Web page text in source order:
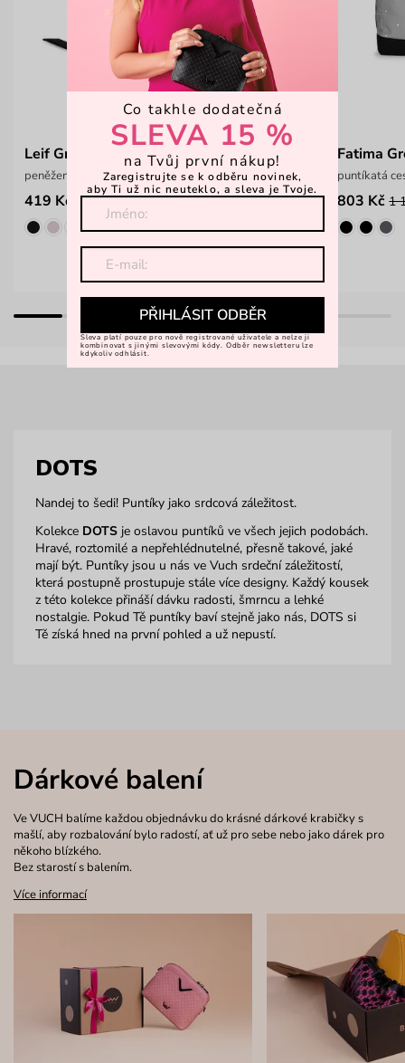
Leif Grey
peněženka z odolného eco materiálu
419 Kč 599 Kč
Fatima
puntíkatá
803 Kč 1
DOTS
Nandej to šedi! Puntíky jako srdcová záležitost.
Kolekce DOTSje oslavou puntíků ve všech jejich podobách.
Hravé, roztomilé a nepřehlédnutelné, přesně takové, jaké
mají být. Puntíky jsou u nás ve Vuch srdeční záležitostí,
která postupně prostupuje stále více designy. Každý kousek
z této kolekce přináší dávku radosti, šmrncu a lehké
nostalgie. Pokud Tě puntíky baví stejně jako nás, DOTS si
Tě získá hned na první pohled a už nepustí.
Dárkové balení
Ve VUCH balíme každou objednávku do krásné dárkové krabičky s
mašlí, aby rozbalování bylo radostí, ať už pro sebe nebo jako dárek pro
někoho blízkého.
Bez starostí s balením.
Více informací
Co takhle dodatečná
SLEVA 15 %
na Tvůj první nákup!
Zaregistrujte se k odběru novinek,
aby Ti už nic neuteklo, a sleva je Tvoje.
PŘIHLÁSIT ODBĚR
Sleva platí pouze pro nově registrované uživatele a nelze ji
kombinovat s jinými slevovými kódy. Odběr newsletteru lze
kdykoliv odhlásit.